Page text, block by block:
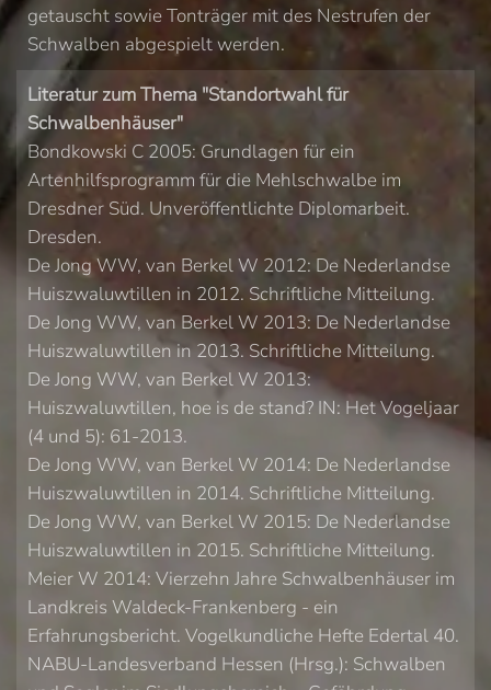
getauscht sowie Tonträger mit des Nestrufen der
Schwalben abgespielt werden.
Literatur zum Thema "Standortwahl für
Schwalbenhäuser"
Bondkowski C 2005: Grundlagen für ein
Artenhilfsprogramm für die Mehlschwalbe im
Dresdner Süd. Unveröffentlichte Diplomarbeit.
Dresden.
De Jong WW, van Berkel W 2012: De Nederlandse
Huiszwaluwtillen in 2012. Schriftliche Mitteilung.
De Jong WW, van Berkel W 2013: De Nederlandse
Huiszwaluwtillen in 2013. Schriftliche Mitteilung.
De Jong WW, van Berkel W 2013:
Huiszwaluwtillen, hoe is de stand? IN: Het Vogeljaar
(4 und 5): 61-2013.
De Jong WW, van Berkel W 2014: De Nederlandse
Huiszwaluwtillen in 2014. Schriftliche Mitteilung.
De Jong WW, van Berkel W 2015: De Nederlandse
Huiszwaluwtillen in 2015. Schriftliche Mitteilung.
Meier W 2014: Vierzehn Jahre Schwalbenhäuser im
Landkreis Waldeck-Frankenberg - ein
Erfahrungsbericht. Vogelkundliche Hefte Edertal 40.
NABU-Landesverband Hessen (Hrsg.): Schwalben